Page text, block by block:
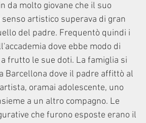
da molto giovane che il suo
senso artistico superava di gran
del padre. Frequentò quindi i
dove ebbe modo di
frutto le sue doti. La famiglia si
Barcellona dove il padre affittò al
oramai adolescente, uno
a un altro compagno. Le
che furono esposte erano il